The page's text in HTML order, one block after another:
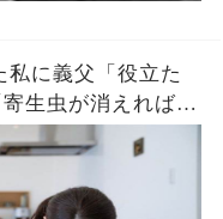
に義父「役立た
生虫が消えれば家
屋に電話した私
え」